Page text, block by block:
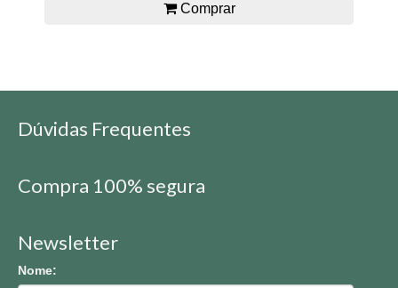
Comprar
Dúvidas Frequentes
Compra 100% segura
Newsletter
Nome: